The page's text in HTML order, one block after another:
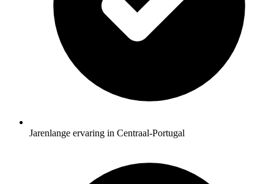
Jarenlange ervaring in Centraal-Portugal